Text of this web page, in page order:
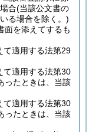
合(当該公文書の
る場合を除く。)
面を添えてするも
て適用する法第29
て適用する法第30
ったときは、当該
て適用する法第30
ったときは、当該